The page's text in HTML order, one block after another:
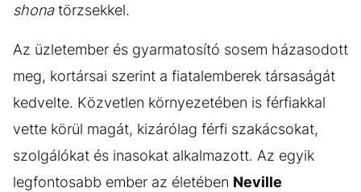
shonatörzsekkel.
Az üzletember és gyarmatosító sosem házasodott
meg, kortársai szerint a fiatalemberek társaságát
kedvelte. Közvetlen környezetében is férfiakkal
vette körül magát, kizárólag férfi szakácsokat,
szolgálókat és inasokat alkalmazott. Az egyik
legfontosabb ember az életében Neville